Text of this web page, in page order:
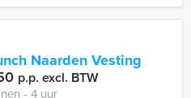
Naarden Vesting
p.p. excl. BTW
‐ 4 uur